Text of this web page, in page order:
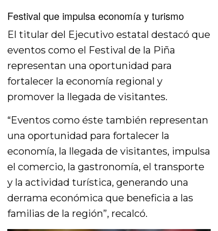
Festival que impulsa economía y turismo
El titular del Ejecutivo estatal destacó que
eventos como el Festival de la Piña
representan una oportunidad para
fortalecer la economía regional y
promover la llegada de visitantes.
“Eventos como éste también representan
una oportunidad para fortalecer la
economía, la llegada de visitantes, impulsa
el comercio, la gastronomía, el transporte
y la actividad turística, generando una
derrama económica que beneficia a las
familias de la región”, recalcó.